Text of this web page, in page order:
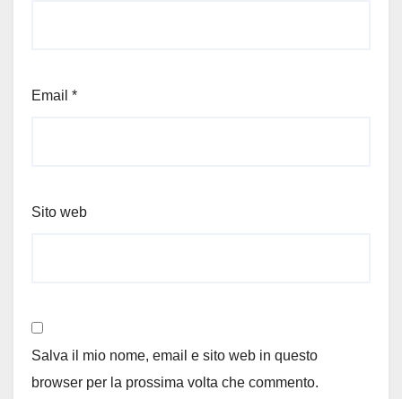
Email *
Sito web
Salva il mio nome, email e sito web in questo
browser per la prossima volta che commento.